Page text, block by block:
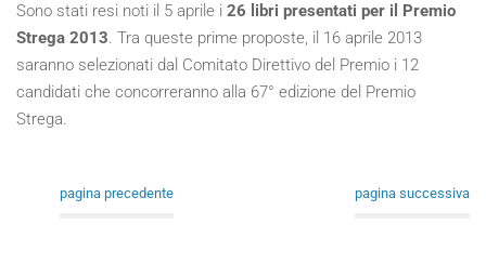
Sono stati resi noti il 5 aprile i 26 libri presentati per il Premio
Strega 2013. Tra queste prime proposte, il 16 aprile 2013
saranno selezionati dal Comitato Direttivo del Premio i 12
candidati che concorreranno alla 67° edizione del Premio
Strega.
pagina precedente pagina successiva